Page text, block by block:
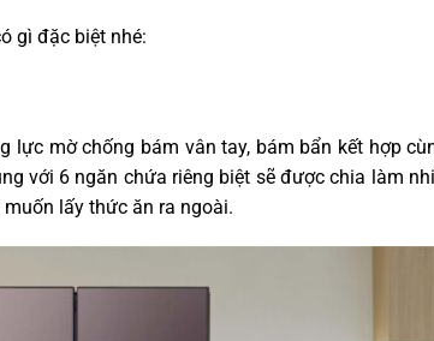
gì đặc biệt nhé:
lực mờ chống bám vân tay, bám bẩn kết hợp
với 6 ngăn chứa riêng biệt sẽ được chia làm
lấy thức ăn ra ngoài.